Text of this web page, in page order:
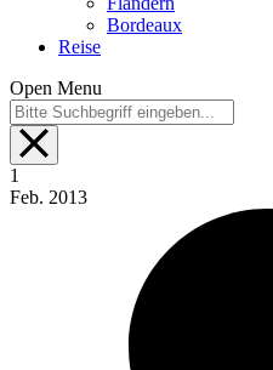
Bordeaux
Reise
Open Menu
1
Feb. 2013